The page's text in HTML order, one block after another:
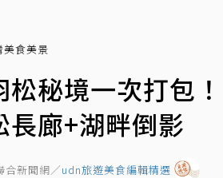
美食美景
松秘境一次打包
長廊+湖畔倒影
合新聞網／udn旅遊美食編輯精選